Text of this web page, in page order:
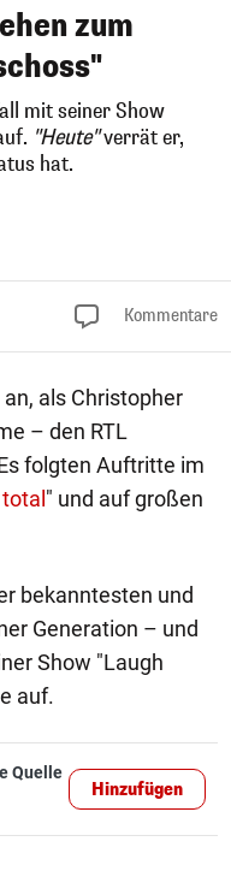
zum
mit seiner Show
"Heute"verrät er,
hat.
Kommentare
als Christopher
– den RTL
folgten Auftritte im
" und auf großen
bekanntesten und
Generation – und
Show "Laugh
auf.
Quelle
Hinzufügen